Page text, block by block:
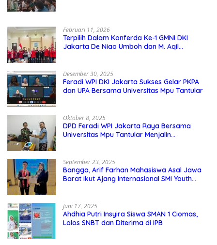
Februari 11, 2026
Terpilih Dalam Konferda Ke-1 GMNI DKI
Jakarta De Niao Umboh dan M. Aqil
Desember 30, 2025
Feradi WPI DKI Jakarta Sukses Gelar PKPA
dan UPA Bersama Universitas Mpu Tantular
Oktober 8, 2025
DPD Feradi WPI Jakarta Raya Bersama
Universitas Mpu Tantular Menjalin
September 23, 2025
Bangga, Arif Farhan Mahasiswa Asal Jawa
Barat Ikut Ajang Internasional SMI Youth
Juni 17, 2025
Ahdhia Putri Insyira Siswa SMAN 1 Ciomas,
Lolos SNBT dan Diterima di IPB